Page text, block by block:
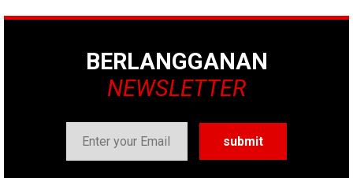
BERLANGGANAN
NEWSLETTER